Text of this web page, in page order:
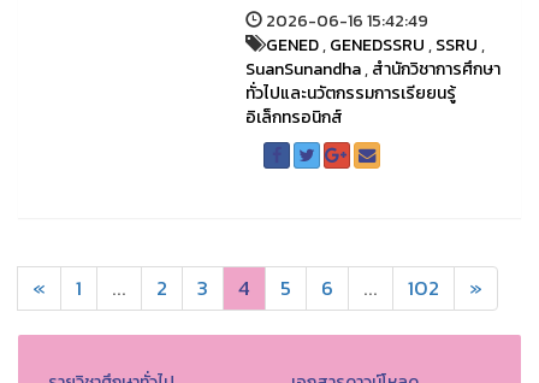
2026-06-16 15:42:49
GENED,GENEDSSRU,SSRU,
SuanSunandha,สำนักวิชาการศึกษา
ทั่วไปและนวัตกรรมการเรียยนรู้
อิเล็กทรอนิกส์
« 1 ... 2 3 4 5 6 ... 102 »